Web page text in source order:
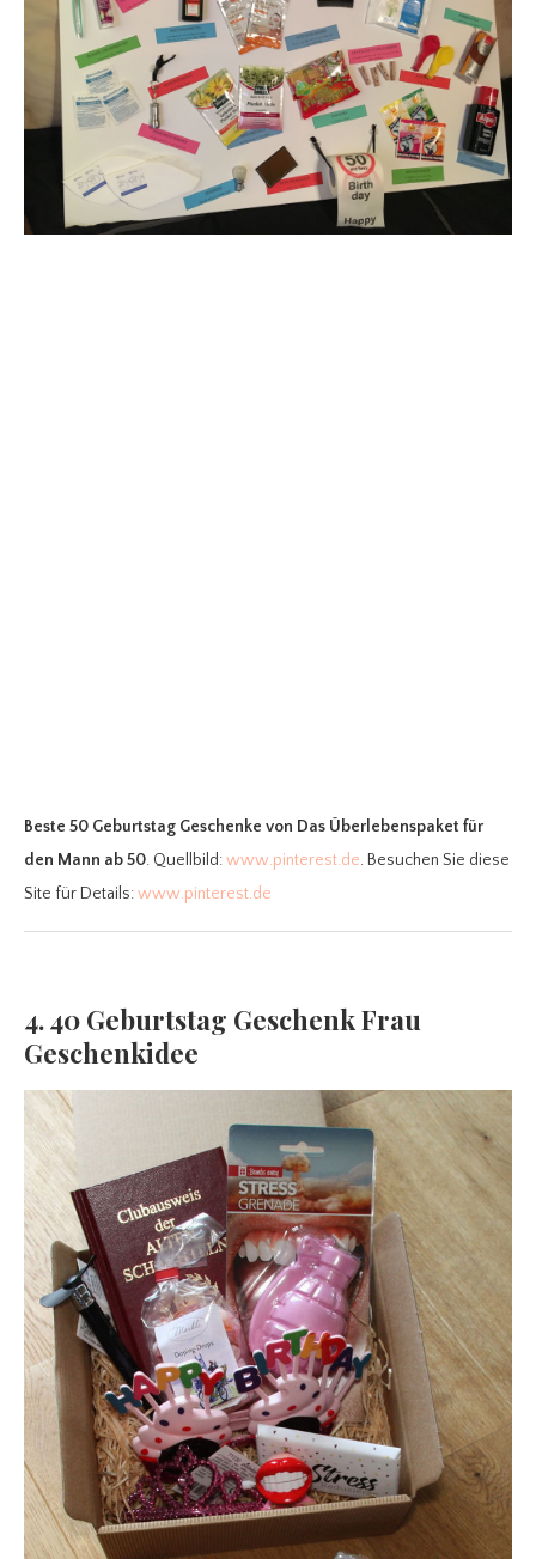
Beste 50 Geburtstag Geschenke von Das Überlebenspaket für
den Mann ab 50. Quellbild:www.pinterest.de. Besuchen Sie diese
Site für Details:www.pinterest.de
4. 40 Geburtstag Geschenk Frau
Geschenkidee